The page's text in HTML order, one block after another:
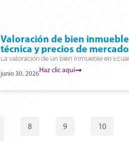
Valoración de bien
técnica y precios de mercado
La valoración de un bien inmueble en
junio 30, 2026Haz clic aquí
8 9 10